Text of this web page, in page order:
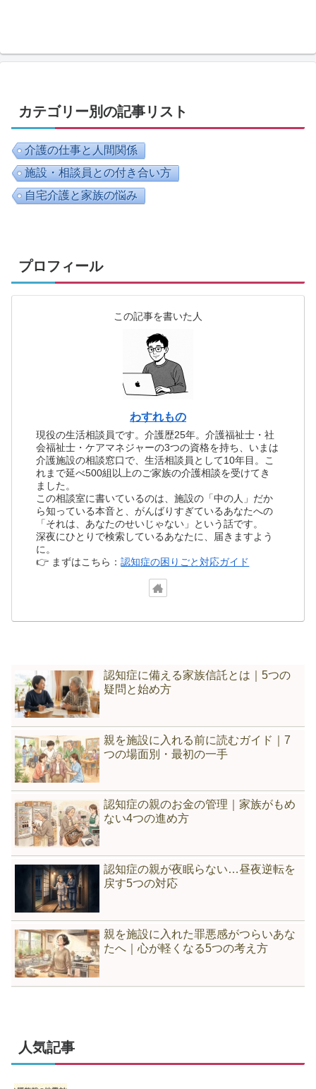
カテゴリー別の記事リスト
介護の仕事と人間関係
施設・相談員との付き合い方
自宅介護と家族の悩み
プロフィール
この記事を書いた人
わすれもの
現役の生活相談員です。介護歴25年。介護福祉士・社
会福祉士・ケアマネジャーの3つの資格を持ち、いまは
介護施設の相談窓口で、生活相談員として10年目。こ
れまで延べ500組以上のご家族の介護相談を受けてき
ました。
この相談室に書いているのは、施設の「中の人」だか
ら知っている本音と、がんばりすぎているあなたへの
「それは、あなたのせいじゃない」という話です。
深夜にひとりで検索しているあなたに、届きますよう
に。
👉 まずはこちら：認知症の困りごと対応ガイド
認知症に備える家族信託とは｜5つの
疑問と始め方
親を施設に入れる前に読むガイド｜7
つの場面別・最初の一手
認知症の親のお金の管理｜家族がもめ
ない4つの進め方
認知症の親が夜眠らない…昼夜逆転を
戻す5つの対応
親を施設に入れた罪悪感がつらいあな
たへ｜心が軽くなる5つの考え方
人気記事